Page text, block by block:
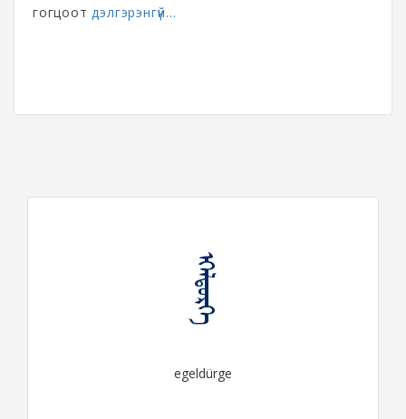
гогцоотдэлгэрэнгүй...
ᠡᠭᠡᠯᠳᠦᠷᠭᠡ
egeldürge